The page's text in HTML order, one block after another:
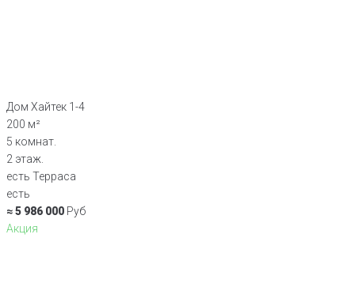
Дом Хайтек 1-4
200 м²
5 комнат.
2 этаж.
есть Терраса
есть
≈ 5 986 000 Руб
Акция